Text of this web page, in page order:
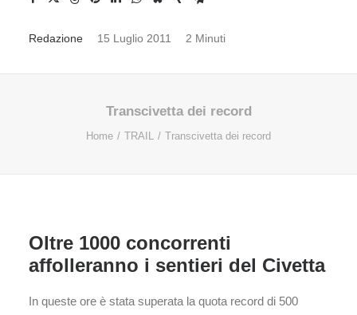
Redazione 15 Luglio 2011 2 Minuti
Transcivetta dei record
Home TRAIL Transcivetta dei record
Oltre 1000 concorrenti
affolleranno i sentieri del Civetta
In queste ore è stata superata la quota record di 500